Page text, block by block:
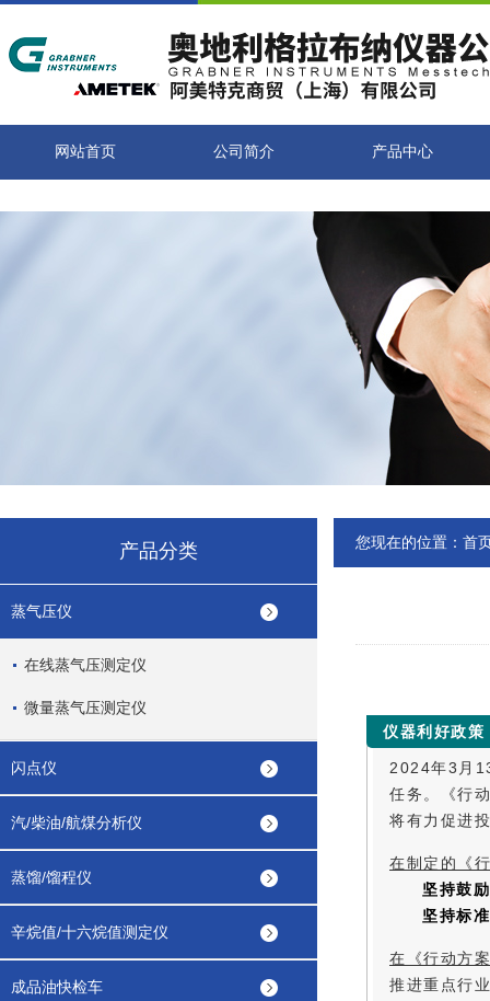
网站首页 公司简介 产品中心
产品分类
蒸气压仪
在线蒸气压测定仪
微量蒸气压测定仪
闪点仪
汽/柴油/航煤分析仪
蒸馏/馏程仪
辛烷值/十六烷值测定仪
成品油快检车
您现在的位置： 首
仪器利好政策
2024年3月
任务。《行
将有力促进
在制定的《
坚持鼓
坚持标
在《行动方
推进重点行